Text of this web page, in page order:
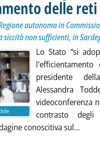
delle reti
autonoma in
non sufficienti, in
Lo Stato “si
presidente
Alessandra
videoconferenza
contrasto degli
conoscitiva sul...